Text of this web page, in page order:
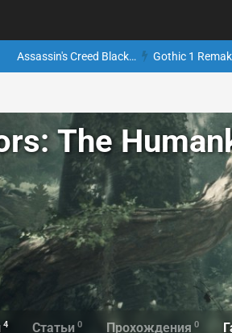
Assassin's Creed Black… Gothic 1
The
4 Статьи 0 Прохождения 0